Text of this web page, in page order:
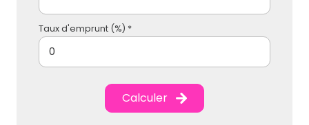
Taux d'emprunt (%) *
Calculer